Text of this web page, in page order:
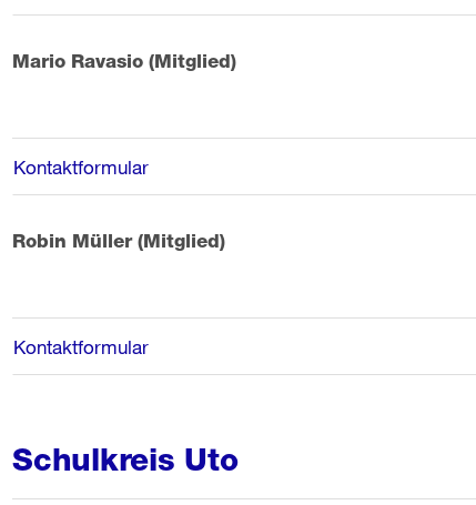
Mario Ravasio (Mitglied)
Kontaktformular
Robin Müller (Mitglied)
Kontaktformular
Schulkreis Uto